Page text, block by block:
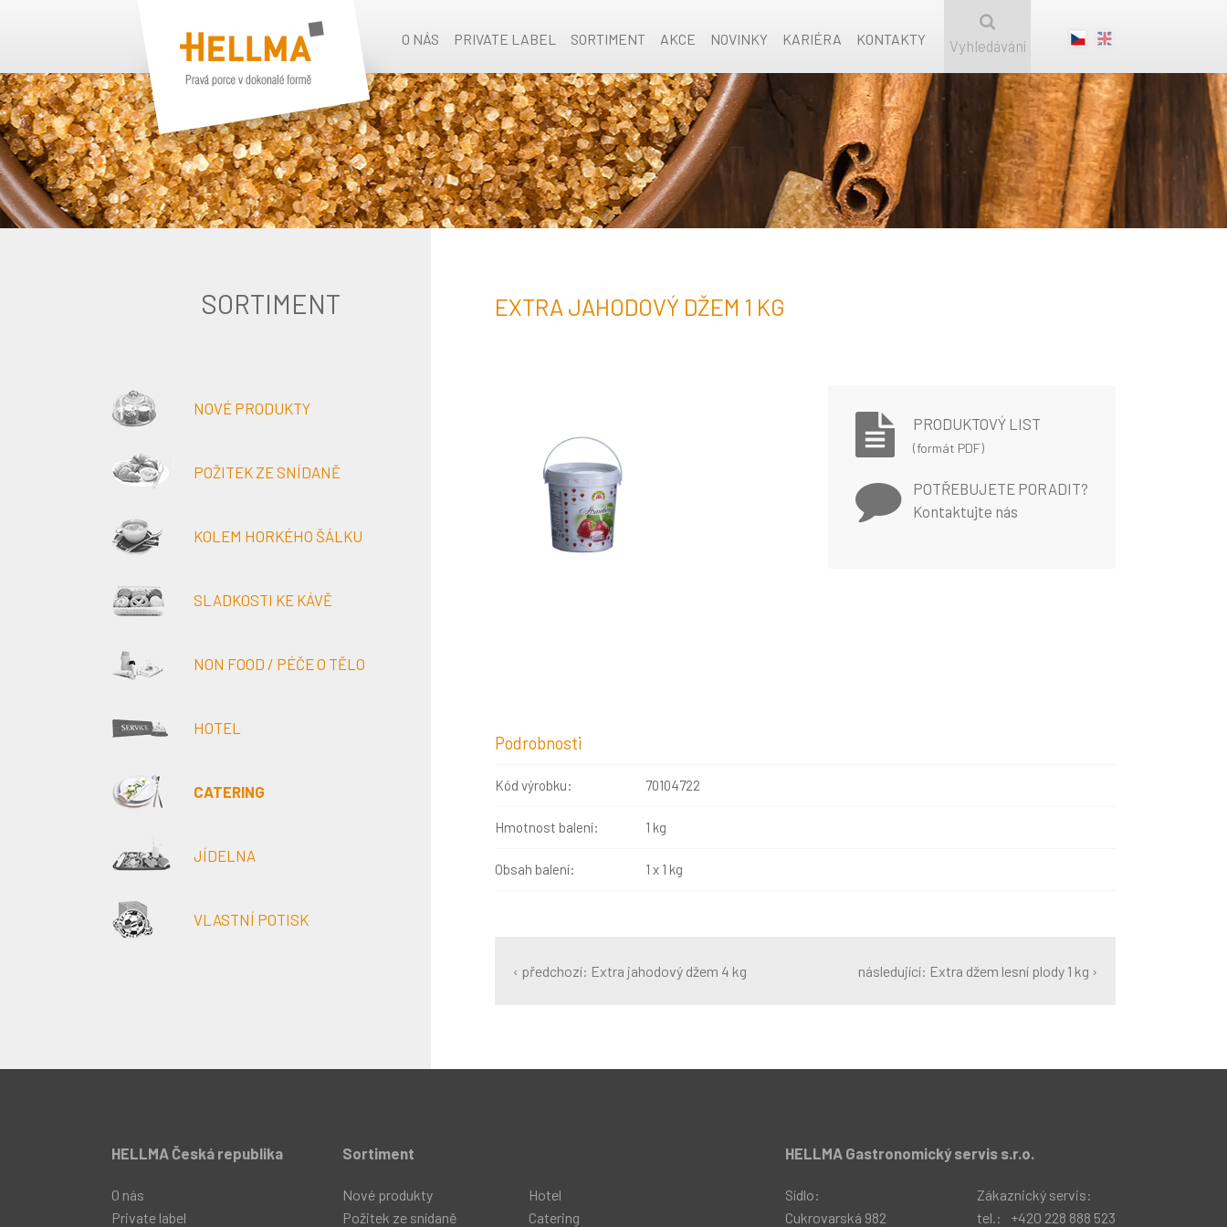
O NÁS PRIVATE LABEL SORTIMENT AKCE NOVINKY KARIÉRA KONTAKTY Vyhledávání
SORTIMENT EXTRA JAHODOVÝ DŽEM 1 KG
NOVÉ PRODUKTY
POŽITEK ZE SNÍDANĚ
KOLEM HORKÉHO ŠÁLKU
SLADKOSTI KE KÁVĚ
NON FOOD / PÉČE O TĚLO
HOTEL
CATERING
JÍDELNA
VLASTNÍ POTISK
PRODUKTOVÝ LIST
(formát PDF)
POTŘEBUJETE PORADIT?
Kontaktujte nás
Podrobnosti
Kód výrobku: 70104722
Hmotnost balení: 1 kg
Obsah balení: 1 x 1 kg
‹ předchozí: Extra jahodový džem 4 kg následující: Extra džem lesní plody 1 kg ›
HELLMA Česká republika
O nás
Private label
Sortiment
Nové produkty
Požitek ze snídaně
Hotel
Catering
HELLMA Gastronomický servis s.r.o.
Sídlo:
Cukrovarská 982
Zákaznický servis:
tel.:
+420 228 888 523